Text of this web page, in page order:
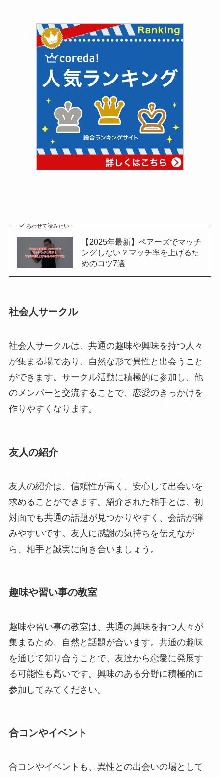
あわせて読みたい
【2025年最新】ペアーズでマッチ
ングしない？マッチ率を上げるた
めのコツ7選
社会人サークル
社会人サークルは、共通の趣味や興味を持つ人々
が集まる場であり、自然な形で異性と出会うこと
ができます。サークル活動に積極的に参加し、他
のメンバーと交流することで、恋愛のきっかけを
作りやすくなります。
友人の紹介
友人の紹介は、信頼性が高く、安心して出会いを
求めることができます。紹介された相手とは、初
対面でも共通の話題が見つかりやすく、会話が弾
みやすいです。友人に感謝の気持ちを伝えなが
ら、相手と誠実に向き合いましょう。
趣味や習い事の教室
趣味や習い事の教室は、共通の興味を持つ人々が
集まるため、自然と話題が合います。共通の趣味
を通じて知り合うことで、友達から恋愛に発展す
る可能性も高いです。興味のある分野に積極的に
参加してみてください。
合コンやイベント
合コンやイベントも、異性との出会いの場として